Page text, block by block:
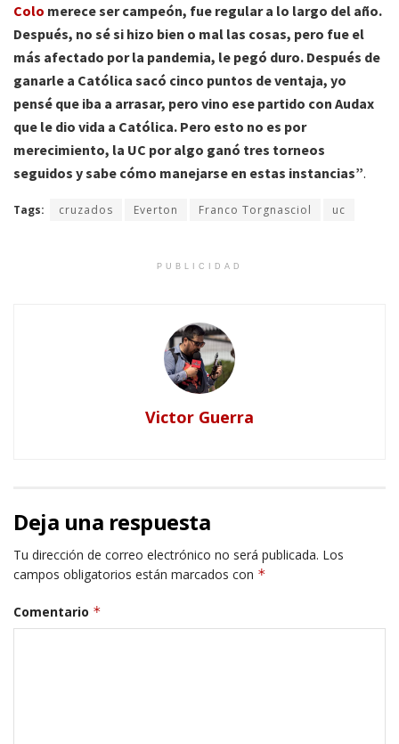
Colo merece ser campeón, fue regular a lo largo del año.
Después, no sé si hizo bien o mal las cosas, pero fue el
más afectado por la pandemia, le pegó duro. Después de
ganarle a Católica sacó cinco puntos de ventaja, yo
pensé que iba a arrasar, pero vino ese partido con Audax
que le dio vida a Católica. Pero esto no es por
merecimiento, la UC por algo ganó tres torneos
seguidos y sabe cómo manejarse en estas instancias”.
Tags: cruzados Everton Franco Torgnasciol uc
PUBLICIDAD
Victor Guerra
Deja una respuesta
Tu dirección de correo electrónico no será publicada. Los
campos obligatorios están marcados con *
Comentario *